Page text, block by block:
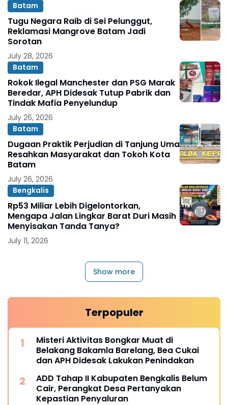
Batam
Tugu Negara Raib di Sei Pelunggut,
Reklamasi Mangrove Batam Jadi
Sorotan
July 28, 2026
Batam
Rokok Ilegal Manchester dan PSG Marak
Beredar, APH Didesak Tutup Pabrik dan
Tindak Mafia Penyelundup
July 26, 2026
Batam
Dugaan Praktik Perjudian di Tanjung Uma
Resahkan Masyarakat dan Tokoh Kota
Batam
July 26, 2026
Bengkalis
Rp53 Miliar Lebih Digelontorkan,
Mengapa Jalan Lingkar Barat Duri Masih
Menyisakan Tanda Tanya?
July 11, 2026
Show more
Terpopuler
Misteri Aktivitas Bongkar Muat di
Belakang Bakamla Barelang, Bea Cukai
dan APH Didesak Lakukan Penindakan
ADD Tahap II Kabupaten Bengkalis Belum
Cair, Perangkat Desa Pertanyakan
Kepastian Penyaluran